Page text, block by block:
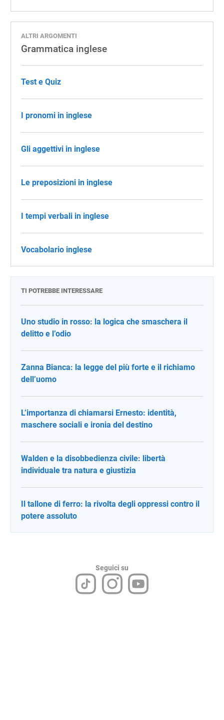
ALTRI ARGOMENTI
Grammatica inglese
Test e Quiz
I pronomi in inglese
Gli aggettivi in inglese
Le preposizioni in inglese
I tempi verbali in inglese
Vocabolario inglese
TI POTREBBE INTERESSARE
Uno studio in rosso: la logica che smaschera il
delitto e l’odio
Zanna Bianca: la legge del più forte e il richiamo
dell’uomo
L’importanza di chiamarsi Ernesto: identità,
maschere sociali e ironia del destino
Walden e la disobbedienza civile: libertà
individuale tra natura e giustizia
Il tallone di ferro: la rivolta degli oppressi contro il
potere assoluto
Seguici su